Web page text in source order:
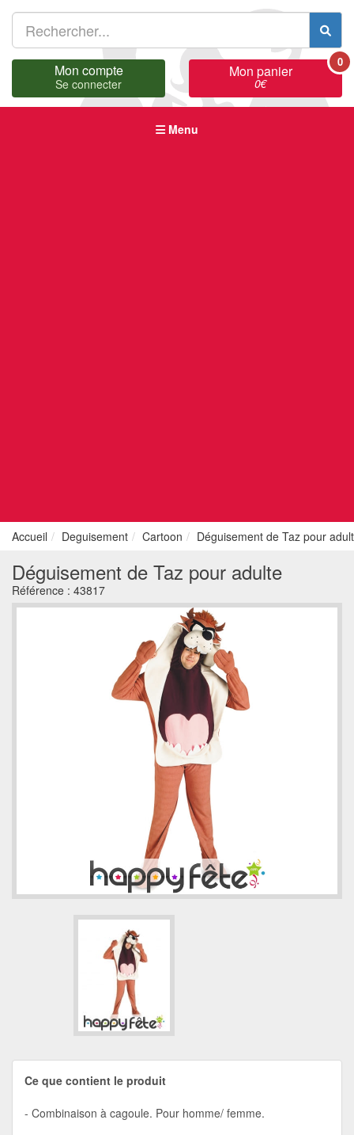
Mon compte
Se connecter
Mon panier
0€
0
Menu
Accueil Deguisement Cartoon Déguisement de Taz pour
Déguisement de Taz pour adulte
Référence : 43817
Ce que contient le produit
Combinaison à cagoule. Pour homme/ femme.